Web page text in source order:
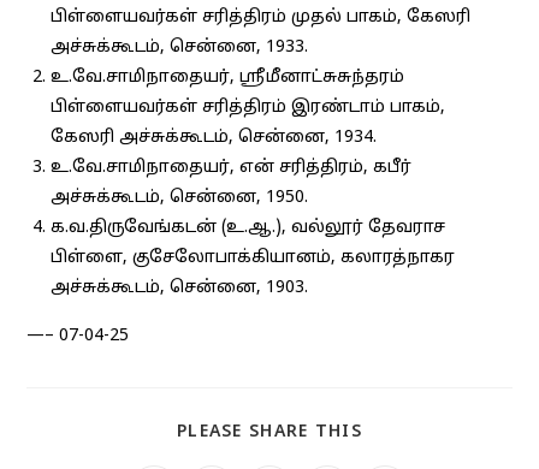
பிள்ளையவர்கள் சரித்திரம் முதல் பாகம், கேஸரி
அச்சுக்கூடம், சென்னை, 1933.
உ.வே.சாமிநாதையர், ஸ்ரீமீனாட்சுசுந்தரம்
பிள்ளையவர்கள் சரித்திரம் இரண்டாம் பாகம்,
கேஸரி அச்சுக்கூடம், சென்னை, 1934.
உ.வே.சாமிநாதையர், என் சரித்திரம், கபீர்
அச்சுக்கூடம், சென்னை, 1950.
க.வ.திருவேங்கடன் (உ.ஆ.), வல்லூர் தேவராச
பிள்ளை, குசேலோபாக்கியானம், கலாரத்நாகர
அச்சுக்கூடம், சென்னை, 1903.
—– 07-04-25
PLEASE SHARE THIS